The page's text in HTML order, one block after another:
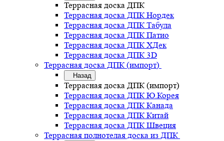
Террасная доска ДПК
Террасная доска ДПК Нордек
Террасная доска ДПК Табула
Террасная доска ДПК Патио
Террасная доска ДПК ХДек
Террасная доска ДПК 3D
Террасная доска ДПК (импорт)
Назад
Террасная доска ДПК (импорт)
Террасная доска ДПК Ю.Корея
Террасная доска ДПК Канада
Террасная доска ДПК Китай
Террасная доска ДПК Швеция
Террасная полнотелая доска из ДПК